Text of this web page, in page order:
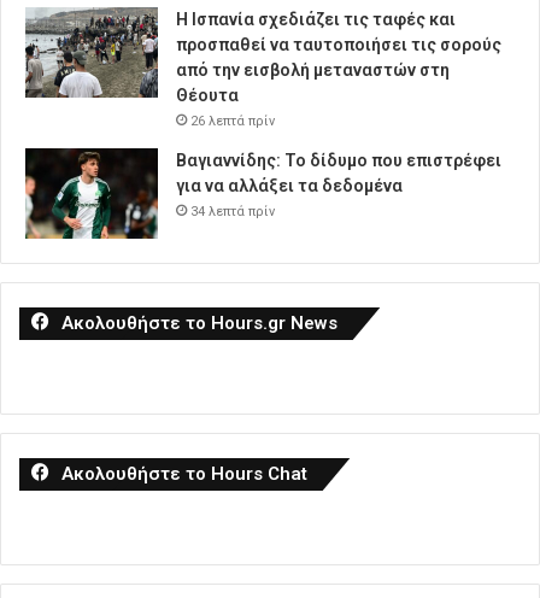
Η Ισπανία σχεδιάζει τις ταφές και
προσπαθεί να ταυτοποιήσει τις σορούς
από την εισβολή μεταναστών στη
Θέουτα
26 λεπτά πρίν
Βαγιαννίδης: Το δίδυμο που επιστρέφει
για να αλλάξει τα δεδομένα
34 λεπτά πρίν
Ακολουθήστε το Hours.gr News
Ακολουθήστε το Hours Chat